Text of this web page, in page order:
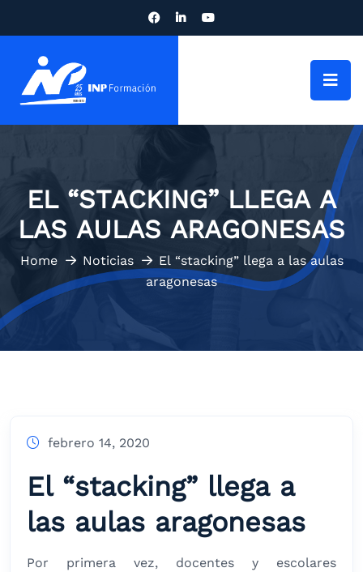
EL “STACKING” LLEGA A
LAS AULAS ARAGONESAS
Home Noticias
El “stacking” llega a las aulas
aragonesas
febrero 14, 2020
El “stacking” llega a
las aulas aragonesas
Por primera vez, docentes y escolares